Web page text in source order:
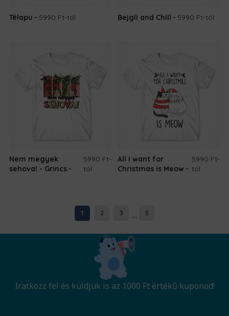
Télapu 5990 Ft-tól Bejgli and Chill 5990 Ft-tól
Nem megyek
sehova! - Grincs
5990 Ft-
tól
All I want for
Christmas is Meow
5990 Ft-
tól
1 2 3 ... 5
Iratkozz fel és küldjük is az 1000 Ft értékű kuponod!